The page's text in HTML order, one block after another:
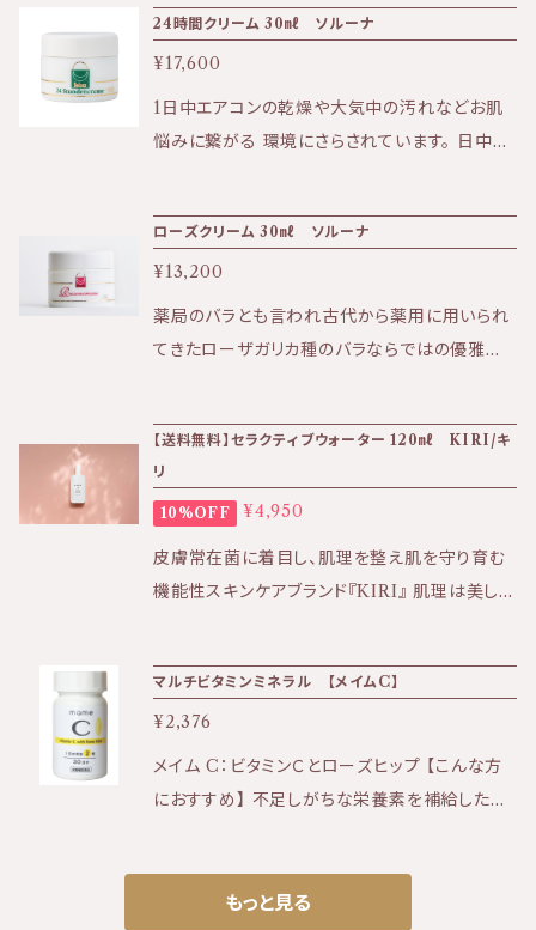
ルを浸透させた後、洗い流してください。 【使用
上の注意 】 ■妊娠中、授乳中、小さなお子様へ
のご使用はお控えください。 ■お肌に合わない
場合は、直ちにご使用をお止めください。 ■高温
多湿ではない場所に保管してください。 ■開封
素早く馴染み、ハリを出してもっちり柔らかい肌
へと仕上げます。バスオイルとしてオススメです。
★効果:リラクゼーション、乾燥肌、エイジング ★
香り:ジャスミン ★テクスチャー:軽く吸収性があ
24時間クリーム 30㎖ ソルーナ
¥17,600
1日中エアコンの乾燥や大気中の汚れなどお肌
悩みに繋がる 環境にさらされています。 日中に
お肌を守ります。 様々な植物成分が、ベトつきが
少なく、うるおいと弾力のあるきめ細かい肌に導
きます。 ★効果：保湿、弾力、キメ ★香り：スッキ
リしていて毎日使っても飽きの来ない香り ★テ
ール、水添レシチン、アルギン酸Ｎａ、セイヨウオ
トギリソウエキス、トウキンセンカ花エキス、ガリ
カバラ花油、アンティリスブルネラリアエキス、セ
ー油、プチグレン油、メリッサ葉油、スギナエキ
ランエキス、サンシキスミレエキス、オドリコソウ
エキス、銀、金 ・ソルーナは天然由来の原料のみ
油系の合成物質、合成保存料、合成着色料、
合成香料を含まない、無添加製品です。 ・ソルー
・ソルーナで使用しているフェネチルアルコール
はバラ由来です。 ・ソルーナの原料となる植物
ローズクリーム 30㎖ ソルーナ
¥13,200
薬局のバラとも言われ古代から薬用に用いられ
てきたローザガリカ種のバラならではの優雅な
★効果:熟年肌・乾燥肌・シミ・しわの気になるお
肌へ ★香り:ほのかローズの華やかな香り ★テ
クスチャー:ベタつきがほとんどなく浸透の良い、
保湿力の高いクリーム感 〈全成分〉 水、アーモン
ド油、オリーブ油、ミツロウ、グリセリン、水添レシ
ウエキス、メリッサエキス、ワレモコウエキス、モ
ミジバキセワタエキス、ローズマリーエキス、サフ
【送料無料】セラクティブウォーター 120㎖ KIRI/キ
リ
10%OFF ¥4,950
皮膚常在菌に着目し、肌理を整え肌を守り育む
機能性スキンケアブランド『KIRI』 肌理は美しく
ます。 継続的に使用することでお肌の変化を感
じていただきやすいため定期便コースを ご用意
しました。 洗顔やブースター美容液としてもお
使いください。 （６回以上のお届けで途中解約が
届けとなります。 日時指定できないためご希望
マルチビタミンミネラル 【メイムC】
¥2,376
メイム C：ビタミンＣとローズヒップ 【こんな方
におすすめ】 不足しがちな栄養素を補給したい
もっと見る